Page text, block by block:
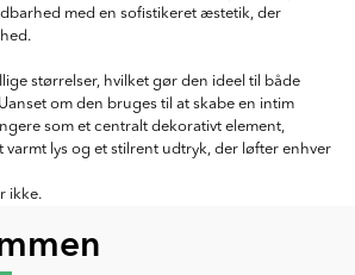
med en sofistikeret æstetik, der
størrelser, hvilket gør den ideel til både
om den bruges til at skabe en intim
som et centralt dekorativt element,
varmt lys og et stilrent udtryk, der løfter enhver
ikke.